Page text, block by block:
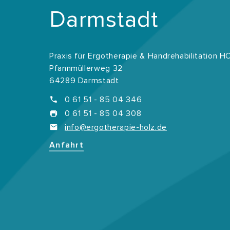
Darmstadt
Praxis für Ergotherapie & Handrehabilitation
Pfannmüllerweg 32
64289 Darmstadt
0 61 51 - 85 04 346
0 61 51 - 85 04 308
info@ergotherapie-holz.de
Anfahrt